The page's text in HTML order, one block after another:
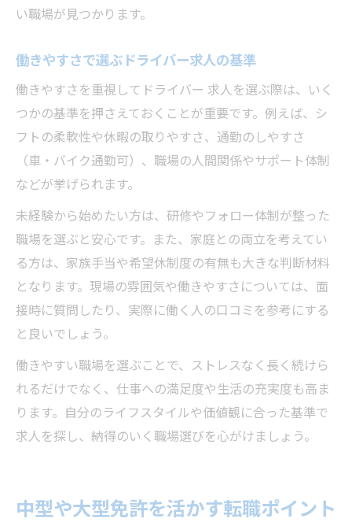
い職場が見つかります。
働きやすさで選ぶドライバー求人の基準
働きやすさを重視してドライバー 求人を選ぶ際は、いく
つかの基準を押さえておくことが重要です。例えば、シ
フトの柔軟性や休暇の取りやすさ、通勤のしやすさ
（車・バイク通勤可）、職場の人間関係やサポート体制
などが挙げられます。
未経験から始めたい方は、研修やフォロー体制が整った
職場を選ぶと安心です。また、家庭との両立を考えてい
る方は、家族手当や希望休制度の有無も大きな判断材料
となります。現場の雰囲気や働きやすさについては、面
接時に質問したり、実際に働く人の口コミを参考にする
と良いでしょう。
働きやすい職場を選ぶことで、ストレスなく長く続けら
れるだけでなく、仕事への満足度や生活の充実度も高ま
ります。自分のライフスタイルや価値観に合った基準で
求人を探し、納得のいく職場選びを心がけましょう。
中型や大型免許を活かす転職ポイント